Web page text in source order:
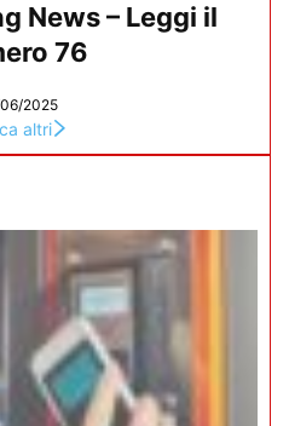
News – Leggi il
76
2025
altri